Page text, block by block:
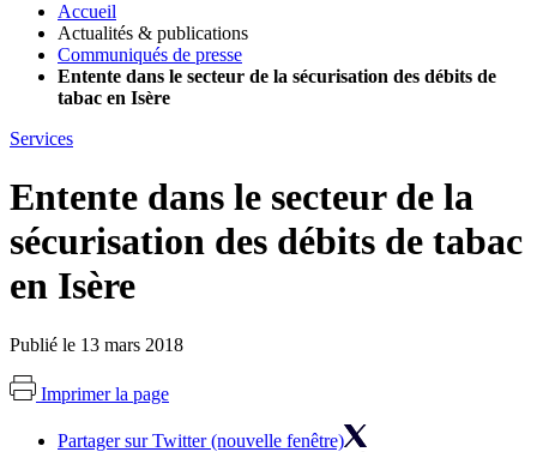
Accueil
Actualités & publications
Communiqués de presse
Entente dans le secteur de la sécurisation des débits de
tabac en Isère
Services
Entente dans le secteur de la
sécurisation des débits de tabac
en Isère
Publié le 13 mars 2018
Imprimer la page
Partager sur Twitter (nouvelle fenêtre)